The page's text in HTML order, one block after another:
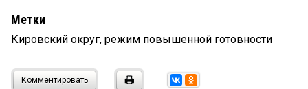
Метки
Кировский округ, режим повышенной готовности
Комментировать